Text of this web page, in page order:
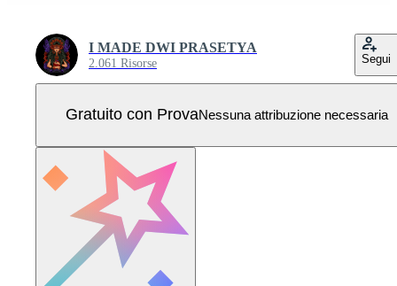
I MADE DWI PRASETYA
2.061 Risorse Segui
Gratuito con ProvaNessuna attribuzione necessaria